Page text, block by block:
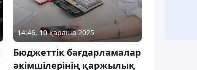
14:46, 10 қараша 2025
Бюджеттік бағдарламалар
әкімшілерінің қаржылық